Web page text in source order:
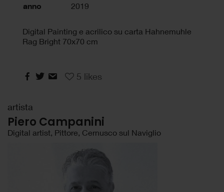
anno 2019
Digital Painting e acrilico su carta Hahnemuhle
Rag Bright 70x70 cm
5 likes
artista
Piero Campanini
Digital artist, Pittore, Cernusco sul Naviglio